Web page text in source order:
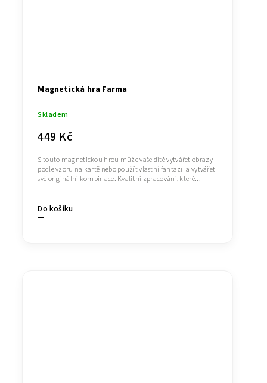
Magnetická hra Farma
Skladem
449 Kč
Do košíku
S touto magnetickou hrou může vaše dítě vytvářet obrazy
podle vzoru na kartě nebo použít vlastní fantazii a vytvářet
své originální kombinace. Kvalitní zpracování, které...